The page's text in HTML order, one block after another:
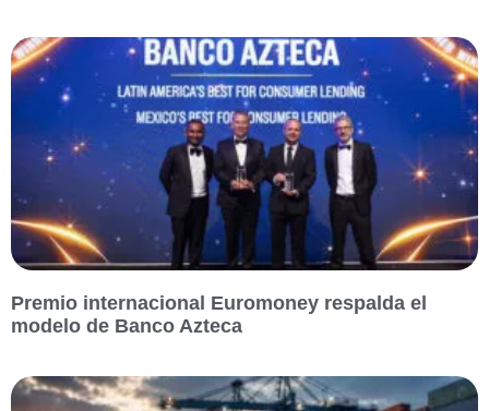
Premio internacional Euromoney respalda el
modelo de Banco Azteca